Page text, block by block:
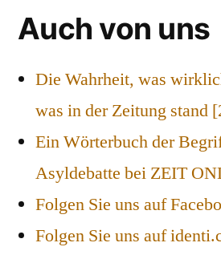
Auch von uns
Die Wahrheit, was
was in der Zeitung stand
Ein Wörterbuch der
Asyldebatte bei ZEIT
Folgen Sie uns auf
Folgen Sie uns auf